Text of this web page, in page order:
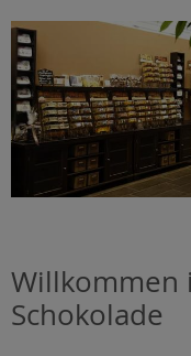
Willkommen
Schokolade